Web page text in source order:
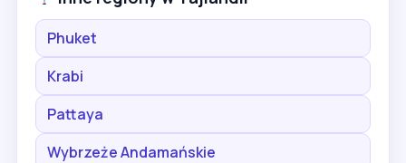
Phuket
Krabi
Pattaya
Wybrzeże Andamańskie